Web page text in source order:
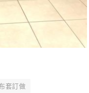
套訂做